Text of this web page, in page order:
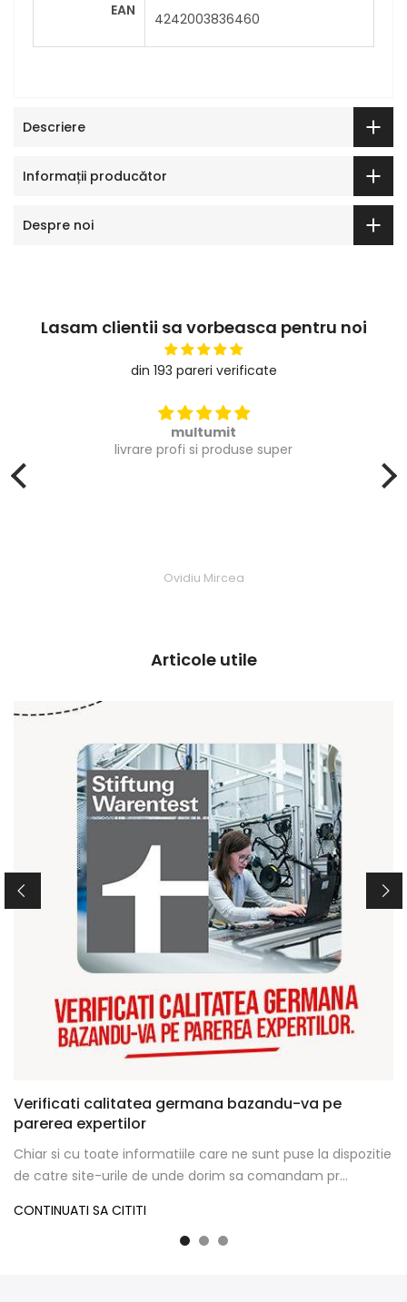
EAN 4242003836460
Descriere
Informații producător
Despre noi
Lasam clientii sa vorbeasca pentru noi
din 193 pareri verificate
multumit
livrare profi si produse super
Ovidiu Mircea
Articole utile
Verificati calitatea germana bazandu-va pe
parerea expertilor
Chiar si cu toate informatiile care ne sunt puse la dispozitie
de catre site-urile de unde dorim sa comandam pr...
CONTINUATI SA CITITI